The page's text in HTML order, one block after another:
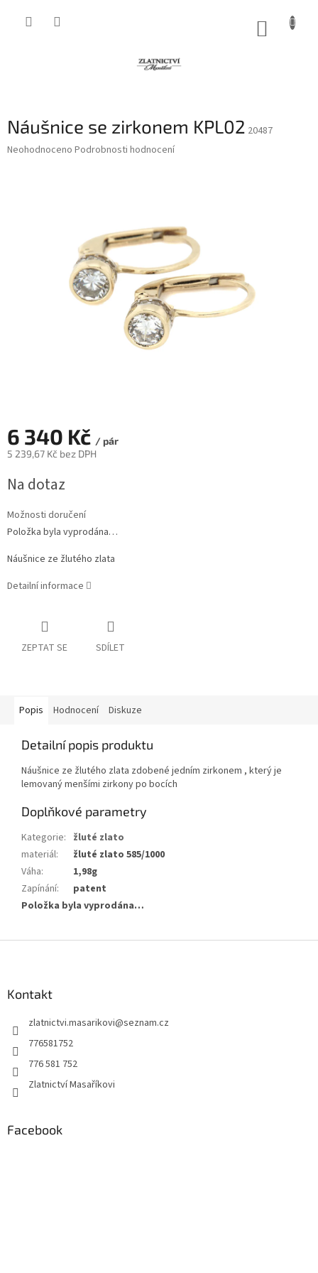
Náušnice se zirkonem KPL02 20487
Průměrné
Neohodnoceno Podrobnosti hodnocení
6 340 Kč / pár
5 239,67 Kč bez DPH
cena:
Na dotaz
Možnosti doručení
Položka byla vyprodána…
Náušnice ze žlutého zlata
Detailní informace
ZEPTAT SE SDÍLET
Popis Hodnocení Diskuze
Detailní popis produktu
Náušnice ze žlutého zlata zdobené jedním zirkonem , který je
lemovaný menšími zirkony po bocích
Doplňkové parametry
Kategorie: žluté zlato
materiál:
žluté zlato 585/1000
Váha:
1,98g
Zapínání:
patent
Položka byla vyprodána…
Kontakt
zlatnictvi.masarikovi@seznam.cz
776581752
776 581 752
Zlatnictví Masaříkovi
Facebook